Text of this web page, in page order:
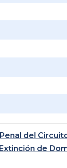
del
de